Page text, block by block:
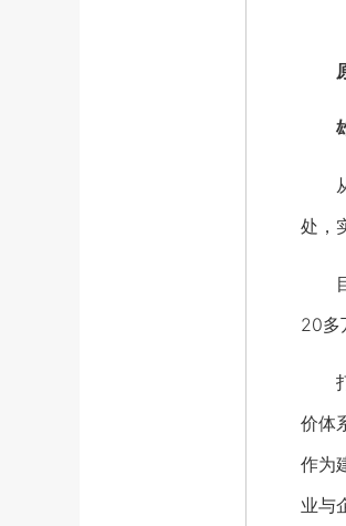
雄
从
处，
目
20多
打
价体
作为
业与